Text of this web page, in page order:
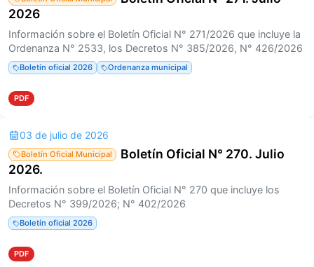
2026
Información sobre el Boletín Oficial N° 271/2026 que incluye la
Ordenanza N° 2533, los Decretos N° 385/2026, N° 426/2026
Boletín oficial 2026 Ordenanza municipal
PDF
03 de julio de 2026
Boletín Oficial Municipal
Boletín Oficial N° 270. Julio
2026.
Información sobre el Boletín Oficial N° 270 que incluye los
Decretos N° 399/2026; N° 402/2026
Boletín oficial 2026
PDF